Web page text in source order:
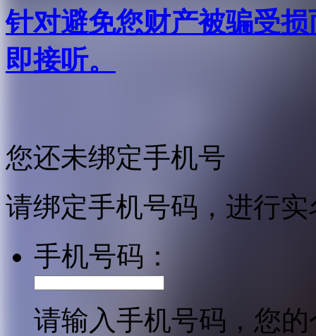
针对避免您财产被骗受
即接听。
您还未绑定手机号
请绑定手机号码，进行
手机号码：
请输入手机号码，您